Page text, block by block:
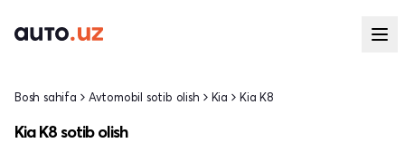
Bosh sahifa Avtomobil sotib olish Kia Kia K8
Kia K8 sotib olish